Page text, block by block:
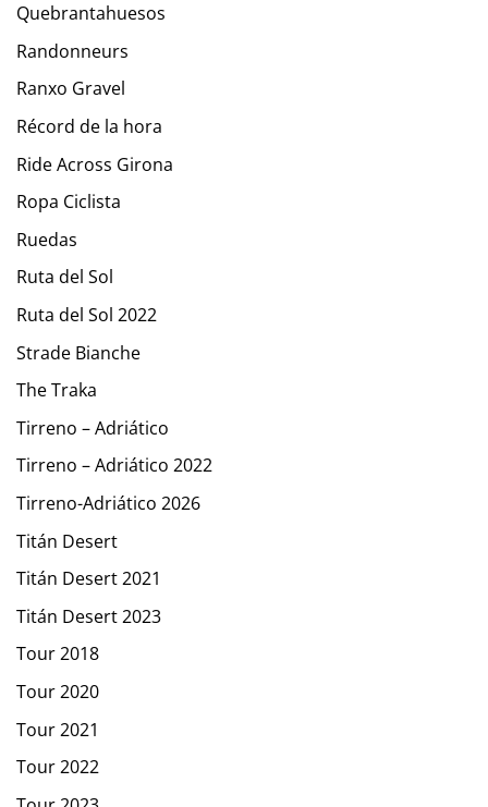
Quebrantahuesos
Randonneurs
Ranxo Gravel
Récord de la hora
Ride Across Girona
Ropa Ciclista
Ruedas
Ruta del Sol
Ruta del Sol 2022
Strade Bianche
The Traka
Tirreno – Adriático
Tirreno – Adriático 2022
Tirreno-Adriático 2026
Titán Desert
Titán Desert 2021
Titán Desert 2023
Tour 2018
Tour 2020
Tour 2021
Tour 2022